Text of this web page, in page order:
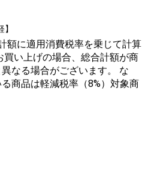
額に適用消費税率を乗じて計算
買い上げの場合、総合計額が商
なる場合がございます。 な
商品は軽減税率（8%）対象商